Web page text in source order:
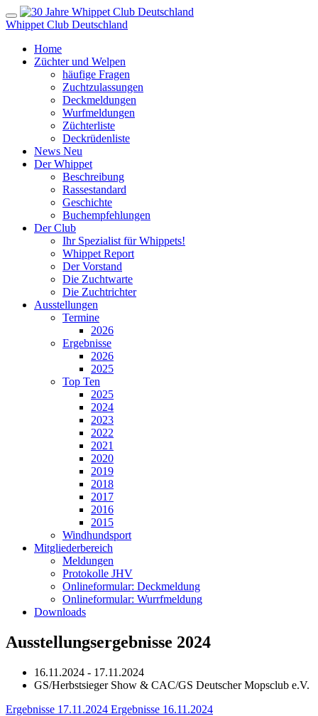
Whippet Club Deutschland
Home
Züchter und Welpen
häufige Fragen
Zuchtzulassungen
Deckmeldungen
Wurfmeldungen
Züchterliste
Deckrüdenliste
News Neu
Der Whippet
Beschreibung
Rassestandard
Geschichte
Buchempfehlungen
Der Club
Ihr Spezialist für Whippets!
Whippet Report
Der Vorstand
Die Zuchtwarte
Die Zuchtrichter
Ausstellungen
Termine
2026
Ergebnisse
2026
2025
Top Ten
2025
2024
2023
2022
2021
2020
2019
2018
2017
2016
2015
Windhundsport
Mitgliederbereich
Meldungen
Protokolle JHV
Onlineformular: Deckmeldung
Onlineformular: Wurrfmeldung
Downloads
Ausstellungsergebnisse 2024
16.11.2024 - 17.11.2024
GS/Herbstsieger Show & CAC/GS Deutscher Mopsclub e.V.
Ergebnisse 17.11.2024 Ergebnisse 16.11.2024